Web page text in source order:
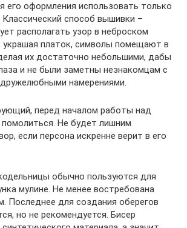
его оформления использовать только
Классический способ вышивки –
располагать узор в неброском
украшая платок, символы помещают в
их достаточно небольшими, дабы
и не были заметны незнакомцам с
намерениями.
перед началом работы над
Не будет лишним
если персона искренне верит в его
обычно пользуются для
мулине. Не менее востребована
Последнее для создания оберегов
но не рекомендуется. Бисер